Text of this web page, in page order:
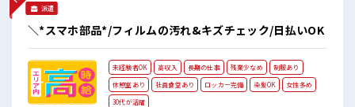
派遣
＼*スマホ部品*/フィルムの汚れ&キズチェック/日払いOK
未経験者OK 高収入 長期の仕事 残業少なめ
制服あり
休憩室あり
社員食堂あり ロッカー完備 染髪OK
女性多め
30代が活躍